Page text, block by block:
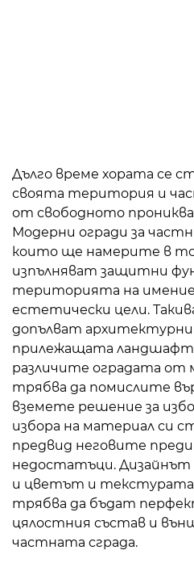
Дълго време хората се
своята територия и
от свободното
Модерни огради за
които ще намерите в
изпълняват защитни
територията на
естетически цели.
допълват
прилежащата
различите оградата от
трябва да помислите
вземете решение за
избора на материал си
предвид неговите
недостатъци. Дизайнът
и цветът и текстурата
трябва да бъдат
цялостния състав и
частната сграда.